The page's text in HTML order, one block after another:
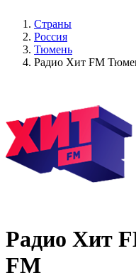
Страны
Россия
Тюмень
Радио Хит FM
Радио Хит
FM